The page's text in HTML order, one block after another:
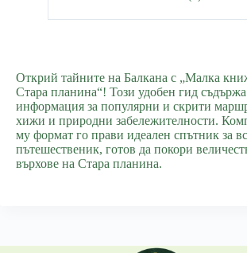
Открий тайните на Балкана с „Малка
Стара планина“! Този удобен гид съдържа
информация за популярни и скрити
хижи и природни забележителности.
му формат го прави идеален спътник за
пътешественик, готов да покори
върхове на Стара планина.